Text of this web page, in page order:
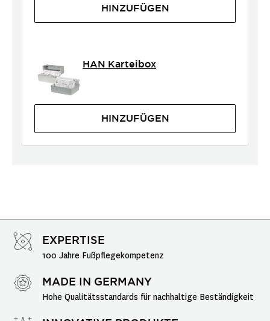
HINZUFÜGEN
HAN Karteibox
HINZUFÜGEN
EXPERTISE
100 Jahre Fußpflegekompetenz
MADE IN GERMANY
Hohe Qualitätsstandards für nachhaltige Beständigkeit